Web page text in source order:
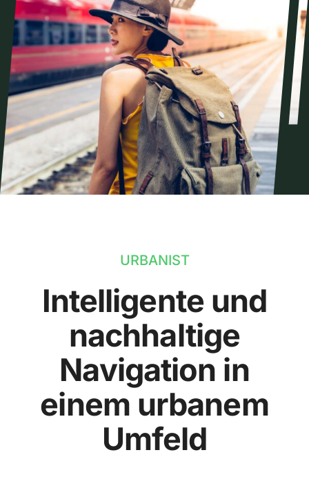
URBANIST
Intelligente und
nachhaltige
Navigation in
einem urbanem
Umfeld